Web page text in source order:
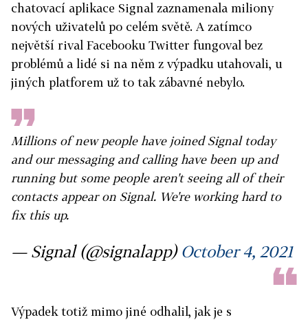
chatovací aplikace Signal zaznamenala miliony
nových uživatelů po celém světě. A zatímco
největší rival Facebooku Twitter fungoval bez
problémů a lidé si na něm z výpadku utahovali, u
jiných platforem už to tak zábavné nebylo.
Millions of new people have joined Signal today
and our messaging and calling have been up and
running but some people aren't seeing all of their
contacts appear on Signal. We're working hard to
fix this up.
— Signal (@signalapp) October 4, 2021
Výpadek totiž mimo jiné odhalil, jak je s